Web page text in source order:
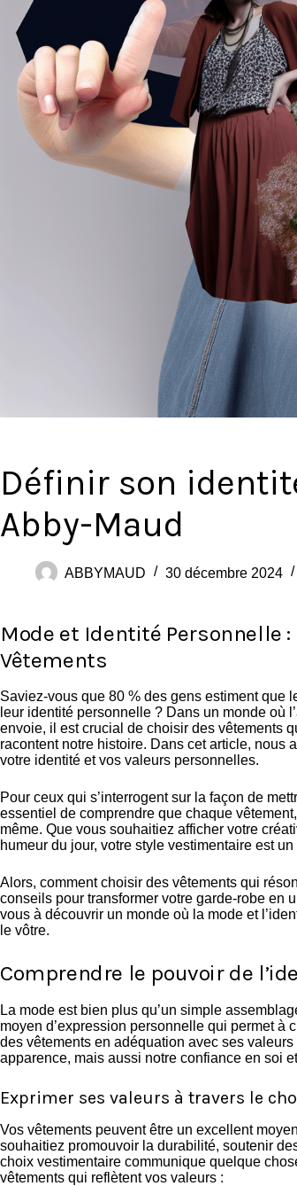
Définir son
Abby-Maud
ABBYMAUD 30 décembre 2024
Mode et Identité Personnelle
Vêtements
Saviez-vous que 80 % des gens estiment que
leur identité personnelle ? Dans un monde où
envoie, il est crucial de choisir des vêtements
racontent notre histoire. Dans cet article, nous
votre identité et vos valeurs personnelles.
Pour ceux qui s’interrogent sur la façon de
essentiel de comprendre que chaque
même. Que vous souhaitiez afficher votre
humeur du jour, votre style vestimentaire est
Alors, comment choisir des vêtements qui
conseils pour transformer votre garde-robe en
vous à découvrir un monde où la mode et
le vôtre.
Comprendre le pouvoir de
La mode est bien plus qu’un simple
moyen d’expression personnelle qui permet à
des vêtements en adéquation avec ses
apparence, mais aussi notre confiance en soi
Exprimer ses valeurs à travers le
Vos vêtements peuvent être un excellent
souhaitiez promouvoir la durabilité, soutenir
choix vestimentaire communique quelque
vêtements qui reflètent vos valeurs :